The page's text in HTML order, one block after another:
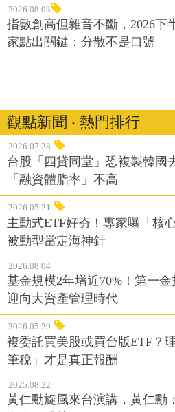
2026.08.03
指數創高但雜音不斷，2026下
家點出關鍵：分散不是口號
觀點新聞 ‧ 熱門排行
2026.07.28
台股「四貸同堂」恐複製韓國
「融資體脂率」不高
2026.05.21
主動式ETF好夯！專家曝「核
被動型當定海神針
2026.08.04
基金規模2年增近70%！第一
迎向大資產管理時代
2026.05.29
複委託買美股或買台版ETF？
筆稅」才是真正報酬
2025.08.22
黃仁勳旋風來台演講，黃仁勳